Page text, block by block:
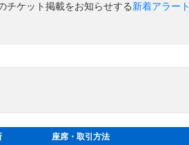
チケット掲載をお知らせする新着アラート
座席・取引方法